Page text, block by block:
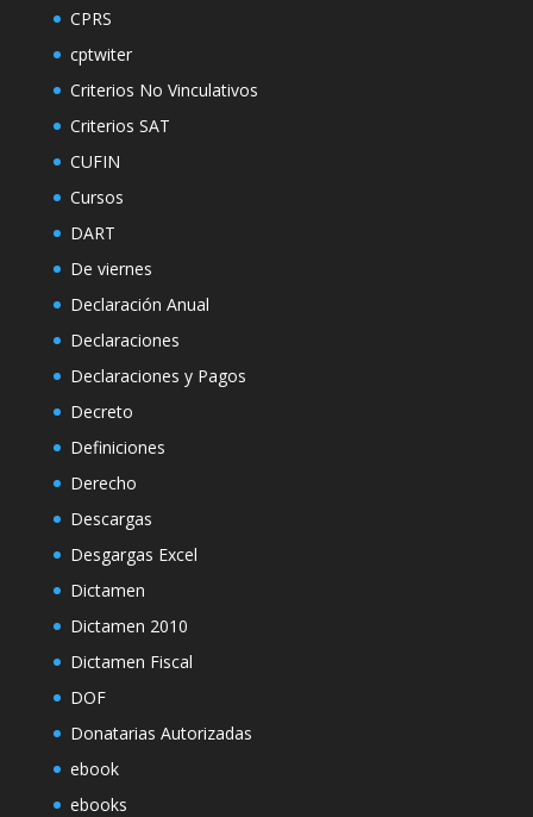
CPRS
cptwiter
Criterios No Vinculativos
Criterios SAT
CUFIN
Cursos
DART
De viernes
Declaración Anual
Declaraciones
Declaraciones y Pagos
Decreto
Definiciones
Derecho
Descargas
Desgargas Excel
Dictamen
Dictamen 2010
Dictamen Fiscal
DOF
Donatarias Autorizadas
ebook
ebooks